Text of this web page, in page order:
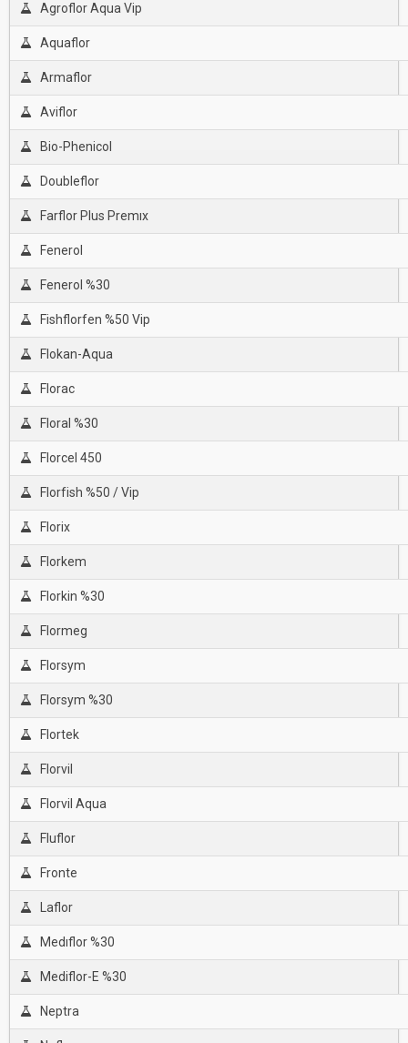
Agroflor Aqua Vip
Aquaflor
Armaflor
Aviflor
Bio-Phenicol
Doubleflor
Farflor Plus Premıx
Fenerol
Fenerol %30
Fishflorfen %50 Vip
Flokan-Aqua
Florac
Floral %30
Florcel 450
Florfish %50 / Vip
Florix
Florkem
Florkin %30
Flormeg
Florsym
Florsym %30
Flortek
Florvil
Florvil Aqua
Fluflor
Fronte
Laflor
Medıflor %30
Mediflor-E %30
Neptra